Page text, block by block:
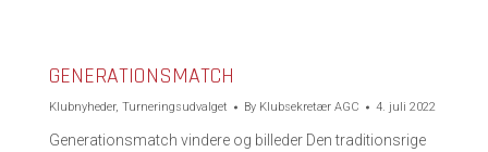
GENERATIONSMATCH
Klubnyheder, Turneringsudvalget By Klubsekretær AGC 4. juli 2022
Generationsmatch vindere og billeder Den traditionsrige